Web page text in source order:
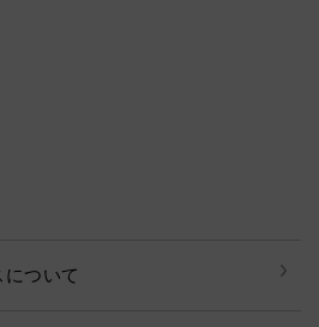
ついて